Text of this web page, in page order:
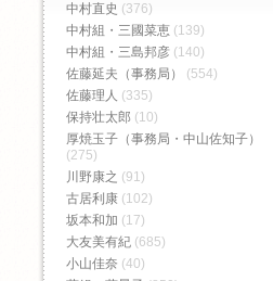
中村直史 (376)
中村組・三國菜恵 (139)
中村組・三島邦彦 (140)
佐藤延夫（事務局）
(554)
佐藤理人 (335)
保持壮太郎 (10)
厚焼玉子（事務局・中山佐知子）
(275)
川野康之 (91)
古居利康 (102)
坂本和加 (17)
大友美有紀 (685)
小山佳奈 (40)